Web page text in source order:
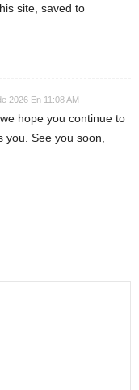
site, saved to
2026 En 11:08 AM
hope you continue to
See you soon,